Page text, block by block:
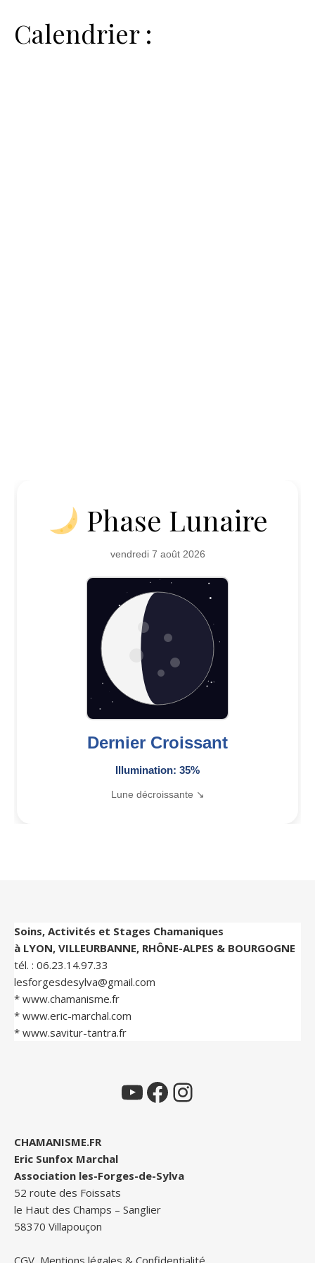
Calendrier :
Phase Lunaire
vendredi 7 août 2026
Dernier Croissant
Illumination: 35%
Lune décroissante ↘
Soins, Activités et Stages Chamaniques
à LYON, VILLEURBANNE, RHÔNE-ALPES & BOURGOGNE
tél. : 06.23.14.97.33
lesforgesdesylva@gmail.com
* www.chamanisme.fr
* www.eric-marchal.com
* www.savitur-tantra.fr
YouTubeFacebookInstagram
CHAMANISME.FR
Eric Sunfox Marchal
Association les-Forges-de-Sylva
52 route des Foissats
le Haut des Champs – Sanglier
58370 Villapouçon